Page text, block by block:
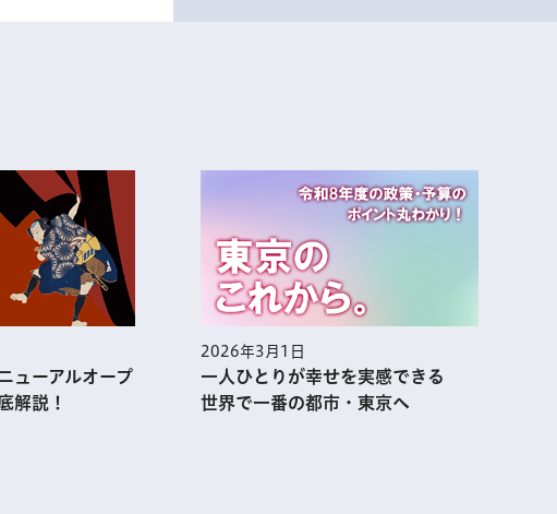
イドを表示
ューアルオープ
解説！
2026年3月1日
一人ひとりが幸せを実感できる
世界で一番の都市・東京へ